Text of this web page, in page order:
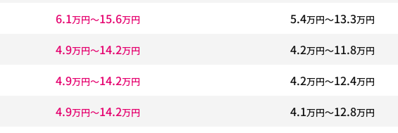
6.1万円〜15.6万円 5.4万円〜13.3万円
4.9万円〜14.2万円 4.2万円〜11.8万円
4.9万円〜14.2万円 4.2万円〜12.4万円
4.9万円〜14.2万円 4.1万円〜12.8万円